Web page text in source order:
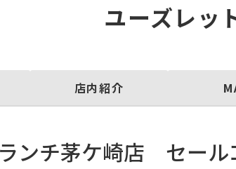
ユーズレッ
店内紹介
ンチ茅ケ崎店 セール